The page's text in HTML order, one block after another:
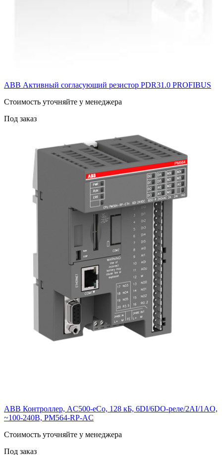
ABB Активный согласующий резистор PDR31.0 PROFIBUS
Cтоимость уточняйте у менеджера
Под заказ
ABB Контроллер, AC500-eCo, 128 кБ, 6DI/6DO-реле/2AI/1AO,
~100-240В, PM564-RP-AC
Cтоимость уточняйте у менеджера
Под заказ